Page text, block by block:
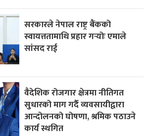
सरकारले नेपाल राष्ट्र बैंकको
स्वायत्ततामाथि प्रहार गर्‍योः एमाले
सांसद राई
वैदेशिक रोजगार क्षेत्रमा नीतिगत
सुधारको माग गर्दै व्यवसायीद्वारा
आन्दोलनको घोषणा, श्रमिक पठाउने
कार्य स्थगित